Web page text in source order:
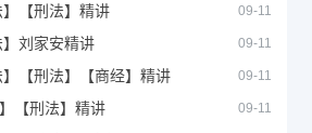
【刑法】精讲 09-11
刘家安精讲 09-11
【刑法】【商经】精讲 09-11
【刑法】精讲 09-11